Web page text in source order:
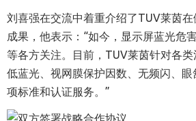
刘喜强在交流中着重介绍了TUV莱茵
成果，他表示：“如今，显示屏蓝光危
等各方关注。目前，TUV莱茵针对各
低蓝光、视网膜保护因数、无频闪、
项标准和认证服务。”